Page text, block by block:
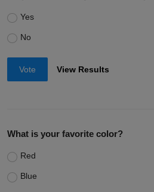
Yes
No
Vote View Results
What is your favorite color?
Red
Blue